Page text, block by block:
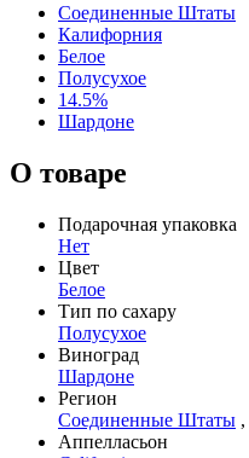
Соединенные Штаты
Калифорния
Белое
Полусухое
14.5%
Шардоне
О товаре
Подарочная упаковка
Нет
Цвет
Белое
Тип по сахару
Полусухое
Виноград
Шардоне
Регион
Соединенные Штаты ,
Аппелласьон